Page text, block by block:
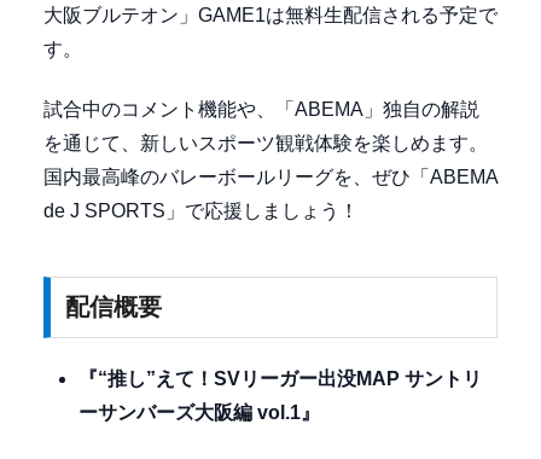
大阪ブルテオン」GAME1は無料生配信される予定で
す。
試合中のコメント機能や、「ABEMA」独自の解説
を通じて、新しいスポーツ観戦体験を楽しめます。
国内最高峰のバレーボールリーグを、ぜひ「ABEMA
de J SPORTS」で応援しましょう！
配信概要
『“推し”えて！SVリーガー出没MAP サントリ
ーサンバーズ大阪編 vol.1』